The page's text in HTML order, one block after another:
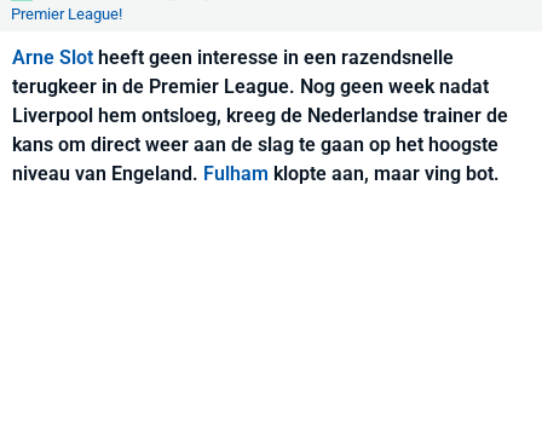
Premier League!
Arne Slot heeft geen interesse in een razendsnelle
terugkeer in de Premier League. Nog geen week nadat
Liverpool hem ontsloeg, kreeg de Nederlandse trainer de
kans om direct weer aan de slag te gaan op het hoogste
niveau van Engeland. Fulham klopte aan, maar ving bot.